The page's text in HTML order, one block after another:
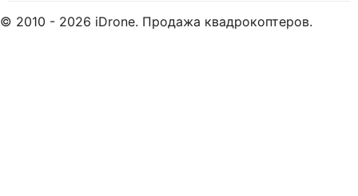
© 2010 - 2026 iDrone. Продажа квадрокоптеров.